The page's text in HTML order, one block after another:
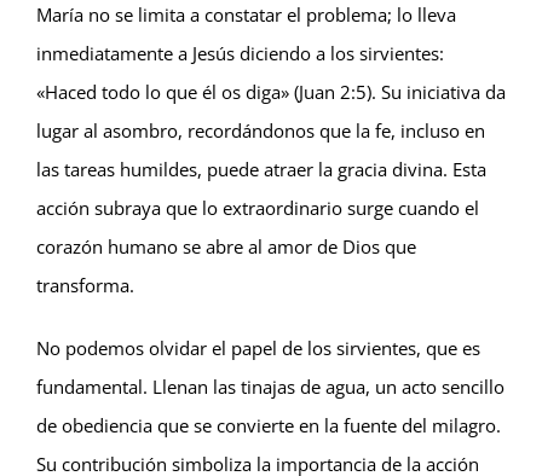
María no se limita a constatar el problema; lo lleva
inmediatamente a Jesús diciendo a los sirvientes:
«Haced todo lo que él os diga» (Juan 2:5). Su iniciativa da
lugar al asombro, recordándonos que la fe, incluso en
las tareas humildes, puede atraer la gracia divina. Esta
acción subraya que lo extraordinario surge cuando el
corazón humano se abre al amor de Dios que
transforma.
No podemos olvidar el papel de los sirvientes, que es
fundamental. Llenan las tinajas de agua, un acto sencillo
de obediencia que se convierte en la fuente del milagro.
Su contribución simboliza la importancia de la acción